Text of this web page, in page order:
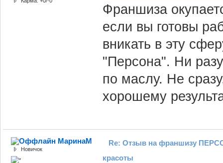
Франшиза
если вы готовы
вникать в эту
"Персона". Ни
по маслу. Не
хорошему
МаринаМ
Новичок
Re: Отзыв на франшизу
красоты